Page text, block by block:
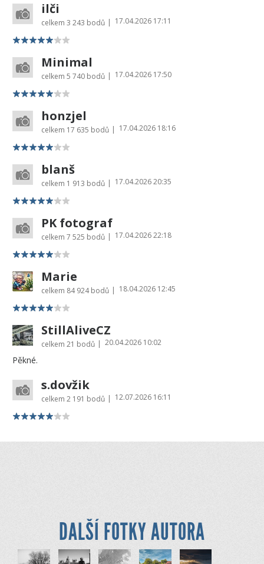
ilči
celkem 3 243 bodů | 17.04.2026 17:11
Minimal
celkem 5 740 bodů | 17.04.2026 17:50
honzjel
celkem 17 635 bodů | 17.04.2026 18:16
blanš
celkem 1 913 bodů | 17.04.2026 20:35
PK fotograf
celkem 7 525 bodů | 17.04.2026 22:18
Marie
celkem 84 924 bodů | 18.04.2026 12:45
StillAliveCZ
celkem 21 bodů | 20.04.2026 10:02
Pěkné.
s.dovžik
celkem 2 191 bodů | 12.07.2026 16:11
DALŠÍ FOTKY AUTORA